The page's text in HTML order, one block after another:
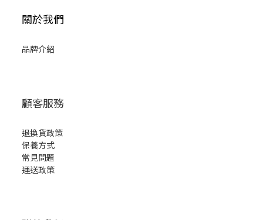
關於我們
品牌介紹
顧客服務
退換貨政策
保養方式
常見問題
運送政策